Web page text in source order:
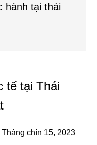
hành tại thái
tế tại Thái
Tháng chín 15, 2023